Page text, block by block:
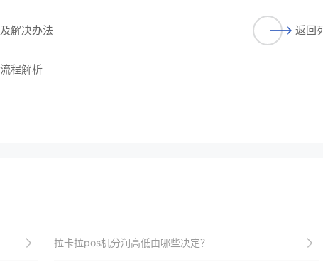
解决办法
程解析
返回
拉卡拉pos机分润高低由哪些决定？